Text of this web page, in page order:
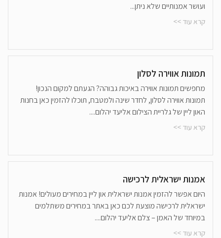
ועושר אמנותיים שלא ניתן...
קרא עוד >>
תמונות אווירה לסלון
מחפשים תמונות אווירה באיכות גבוהה? הגעתם למקום הנכון!
תמונות אווירה לסלון, לחדר שינה ולמטבח, תוכלו להזמין כאן בחנות
האון ליין של גלריית הצילום אליעד יהלום....
קרא עוד >>
אמנות ישראלית לרכישה
היום אפשר להזמין אמנות ישראלית און ליין במחירים מעולים! אמנות
ישראלית לרכישה מוצעת לכם כאן באתר במחירים משתלמים
במיוחד של האמן – צלם אליעד יהלום....
קרא עוד >>